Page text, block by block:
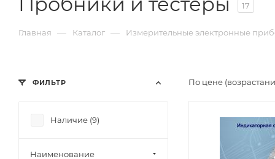
17
Главная — Каталог — Измерительные электронные
По цене
ФИЛЬТР
Наличие (9)
Наименование